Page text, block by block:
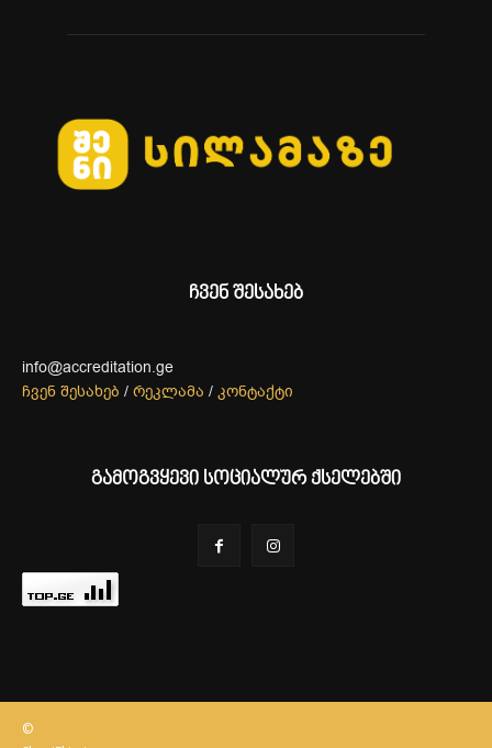
ჩვენ შესახებ
info@accreditation.ge
ჩვენ შესახებ / რეკლამა / კონტაქტი
გამოგვყევი სოციალურ ქსელებში
©